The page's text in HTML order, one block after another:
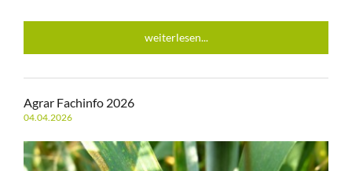
weiterlesen...
Agrar Fachinfo 2026
04.04.2026